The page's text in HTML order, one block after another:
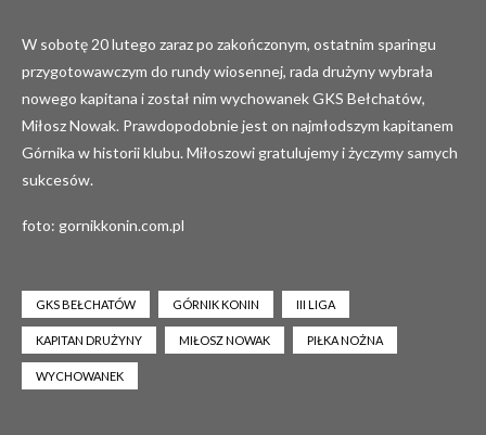
W sobotę 20 lutego zaraz po zakończonym, ostatnim sparingu
przygotowawczym do rundy wiosennej, rada drużyny wybrała
nowego kapitana i został nim wychowanek GKS Bełchatów,
Miłosz Nowak. Prawdopodobnie jest on najmłodszym kapitanem
Górnika w historii klubu. Miłoszowi gratulujemy i życzymy samych
sukcesów.
foto: gornikkonin.com.pl
GKS BEŁCHATÓW GÓRNIK KONIN III LIGA
KAPITAN DRUŻYNY MIŁOSZ NOWAK PIŁKA NOŻNA
WYCHOWANEK